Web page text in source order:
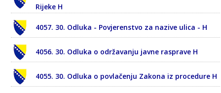
Rijeke H
4057. 30. Odluka - Povjerenstvo za nazive ulica - H
4056. 30. Odluka o održavanju javne rasprave H
4055. 30. Odluka o povlačenju Zakona iz procedure H